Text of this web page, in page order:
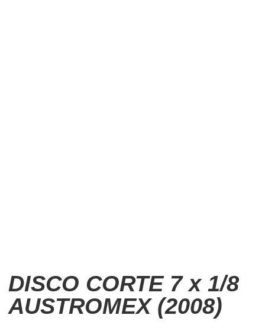
DISCO CORTE 7 x 1/8
AUSTROMEX (2008)